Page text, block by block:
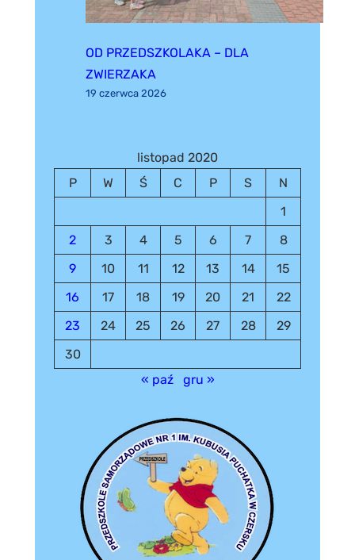
OD PRZEDSZKOLAKA – DLA
ZWIERZAKA
19 czerwca 2026
listopad 2020
P
W Ś C P S
N
1
2
3 4 5 6 7
8
9
10 11 12 13 14
15
16
17 18 19 20 21
22
23
24 25 26 27 28
29
30
« paź
gru »